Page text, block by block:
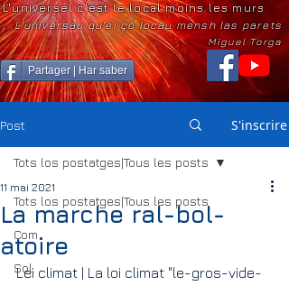
Partager | Har saber
L'universel c'est le local moins les murs
L'universau qu'ei çò locau mensh las parets
Miguel Torga
Post S'inscrire
Tots los postatges|Tous les posts
Com
Sol
Tots los postatges|Tous les posts
La marche ral-bol-
atoire
11 mai 2021
Lei climat | La loi climat "le-gros-vide-